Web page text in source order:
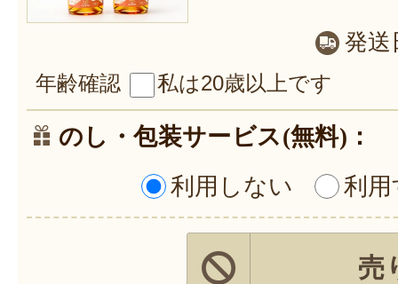
発送
年齢確認 私は20歳以上です
のし・包装サービス(無料)：
利用しない
利
売